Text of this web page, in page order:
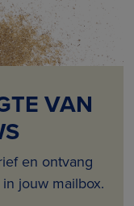
VAN
en ontvang
jouw mailbox.